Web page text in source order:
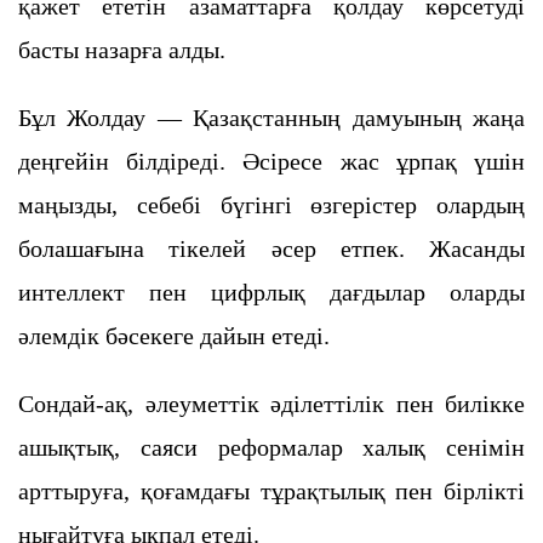
қажет ететін азаматтарға қолдау көрсетуді
басты назарға алды.
Бұл Жолдау — Қазақстанның дамуының жаңа
деңгейін білдіреді. Әсіресе жас ұрпақ үшін
маңызды, себебі бүгінгі өзгерістер олардың
болашағына тікелей әсер етпек. Жасанды
интеллект пен цифрлық дағдылар оларды
әлемдік бәсекеге дайын етеді.
Сондай-ақ, әлеуметтік әділеттілік пен билікке
ашықтық, саяси реформалар халық сенімін
арттыруға, қоғамдағы тұрақтылық пен бірлікті
нығайтуға ықпал етеді.